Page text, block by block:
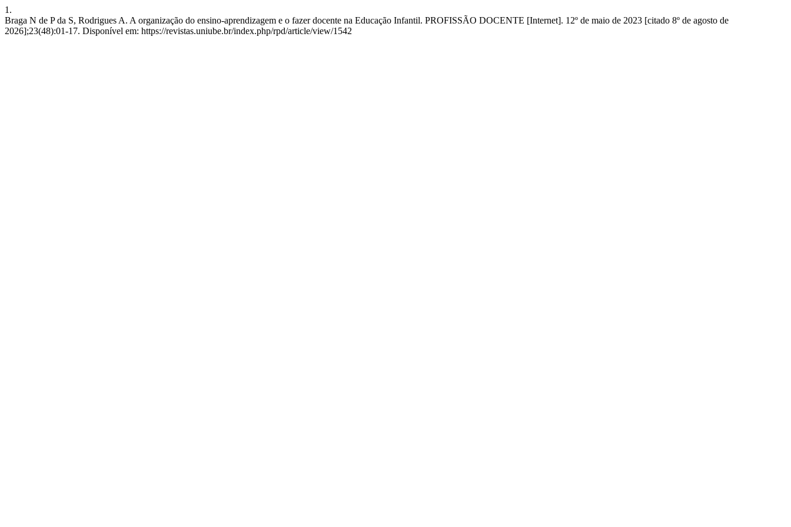
1.
Braga N de P da S, Rodrigues A. A organização do ensino-aprendizagem e o fazer docente na Educação Infantil. PROFISSÃO DOCENTE [Internet]. 12º de maio de 2023 [citado 8º de agosto de
2026];23(48):01-17. Disponível em: https://revistas.uniube.br/index.php/rpd/article/view/1542